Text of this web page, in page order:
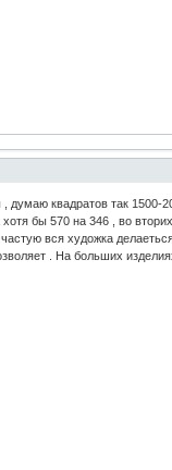
квадратов так 1500-
бы 570 на 346 , во
вся художка
. На больших